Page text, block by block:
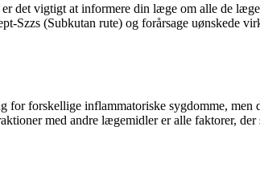
det vigtigt at informere din læge om alle de
Szzs (Subkutan rute) og forårsage uønskede
for forskellige inflammatoriske sygdomme,
med andre lægemidler er alle faktorer,